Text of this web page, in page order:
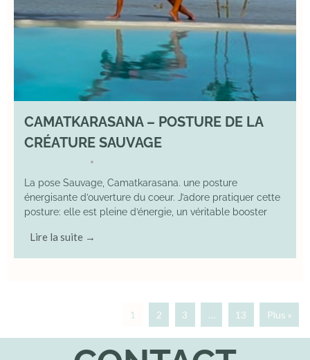
CAMATKARASANA – POSTURE DE LA
CRÉATURE SAUVAGE
•
La pose Sauvage, Camatkarasana. une posture
énergisante d’ouverture du coeur. J’adore pratiquer cette
posture: elle est pleine d’énergie, un véritable booster
Lire la suite →
1 2 3 … 13 Plus »